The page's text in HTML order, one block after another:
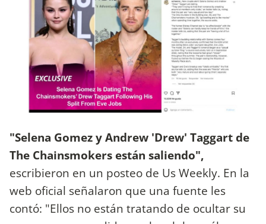
"Selena Gomez y Andrew 'Drew' Taggart de
The Chainsmokers están saliendo",
escribieron en un posteo de Us Weekly. En la
web oficial señalaron que una fuente les
contó: "Ellos no están tratando de ocultar su